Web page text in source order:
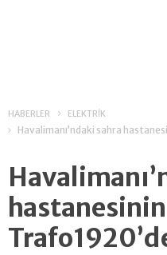
HABERLER ELEKTRİK
Havalimanı’ndaki sahra